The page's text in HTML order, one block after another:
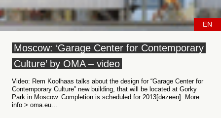
EN
Moscow: ‘Garage Center for Contemporary
Culture’ by OMA – video
Video: Rem Koolhaas talks about the design for “Garage Center for
Contemporary Culture” new building, that will be located at Gorky
Park in Moscow. Completion is scheduled for 2013[dezeen]. More
info > oma.eu...